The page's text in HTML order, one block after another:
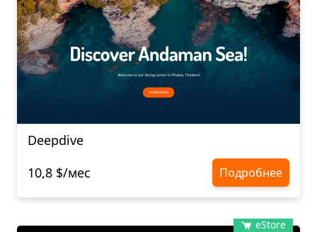
Deepdive
10,8 $/мес
Подробнее
eStore